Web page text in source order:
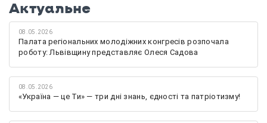
Актуальне
08.05.2026
Палата регіональних молодіжних конгресів розпочала
роботу: Львівщину представляє Олеся Садова
08.05.2026
«Україна — це Ти» — три дні знань, єдності та патріотизму!